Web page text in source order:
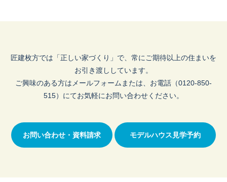
匠建枚方では「正しい家づくり」で、常にご期待以上の住まいを
お引き渡ししています。
ご興味のある方はメールフォームまたは、お電話（0120-850-
515）にてお気軽にお問い合わせください。
お問い合わせ・資料請求 モデルハウス見学予約